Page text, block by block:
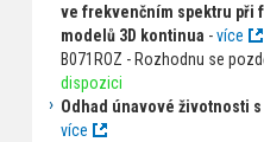
ve frekvenčním spektru při
modelů 3D kontinua -více
B071ROZ - Rozhodnu se
dispozici
Odhad únavové životnosti
více